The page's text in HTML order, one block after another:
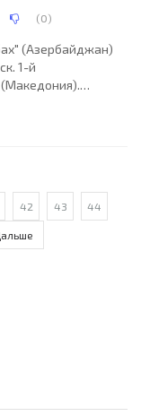
(0)
(Азербайджан)
1-й
(все - Дания).
63), Васко
42 43 44